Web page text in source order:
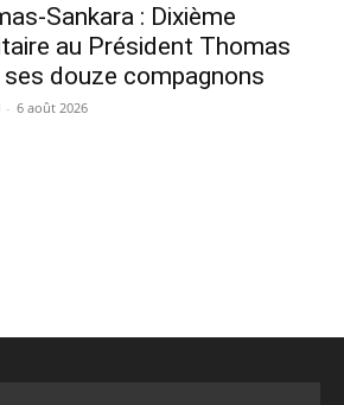
Sankara : Dixième
au Président Thomas
douze compagnons
- 6 août 2026